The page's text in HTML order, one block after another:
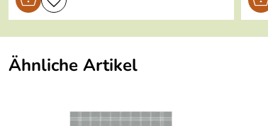
Ähnliche Artikel